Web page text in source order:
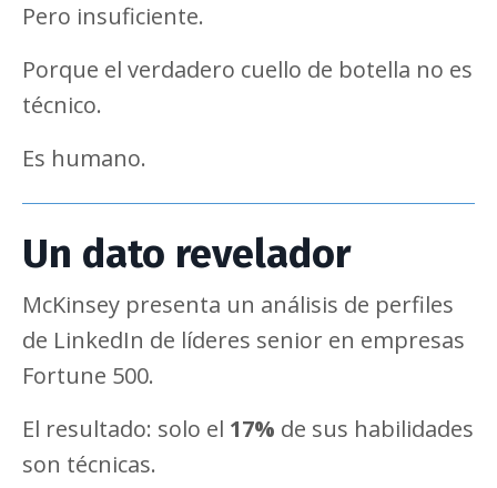
Pero insuficiente.
Porque el verdadero cuello de botella no es
técnico.
Es humano.
Un dato revelador
McKinsey presenta un análisis de perfiles
de LinkedIn de líderes senior en empresas
Fortune 500.
El resultado: solo el 17% de sus habilidades
son técnicas.